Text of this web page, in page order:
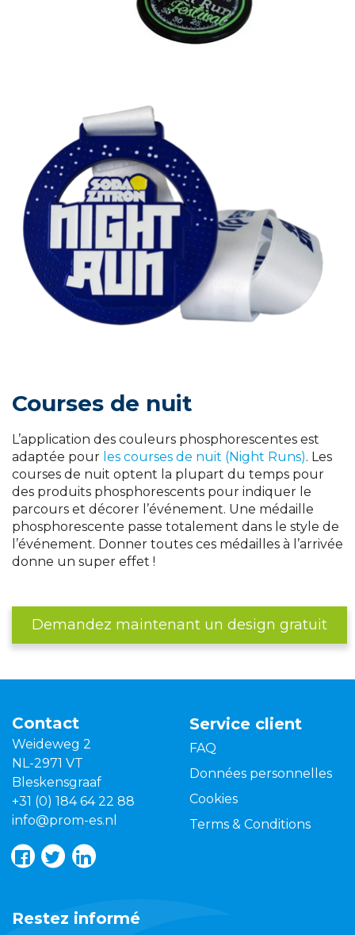
Courses de nuit
L’application des couleurs phosphorescentes est
adaptée pour les courses de nuit (Night Runs). Les
courses de nuit optent la plupart du temps pour
des produits phosphorescents pour indiquer le
parcours et décorer l’événement. Une médaille
phosphorescente passe totalement dans le style de
l’événement. Donner toutes ces médailles à l’arrivée
donne un super effet !
Demandez maintenant un design gratuit
Contact
Weideweg 2
NL-2971 VT
Bleskensgraaf
+31 (0) 184 64 22 88
info@prom-es.nl
Service client
FAQ
Données personnelles
Cookies
Terms & Conditions
Restez informé